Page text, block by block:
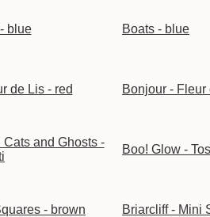
Boats - blue
Bonjour - Fleur
Boo! Glow -
Briarcliff - Mini